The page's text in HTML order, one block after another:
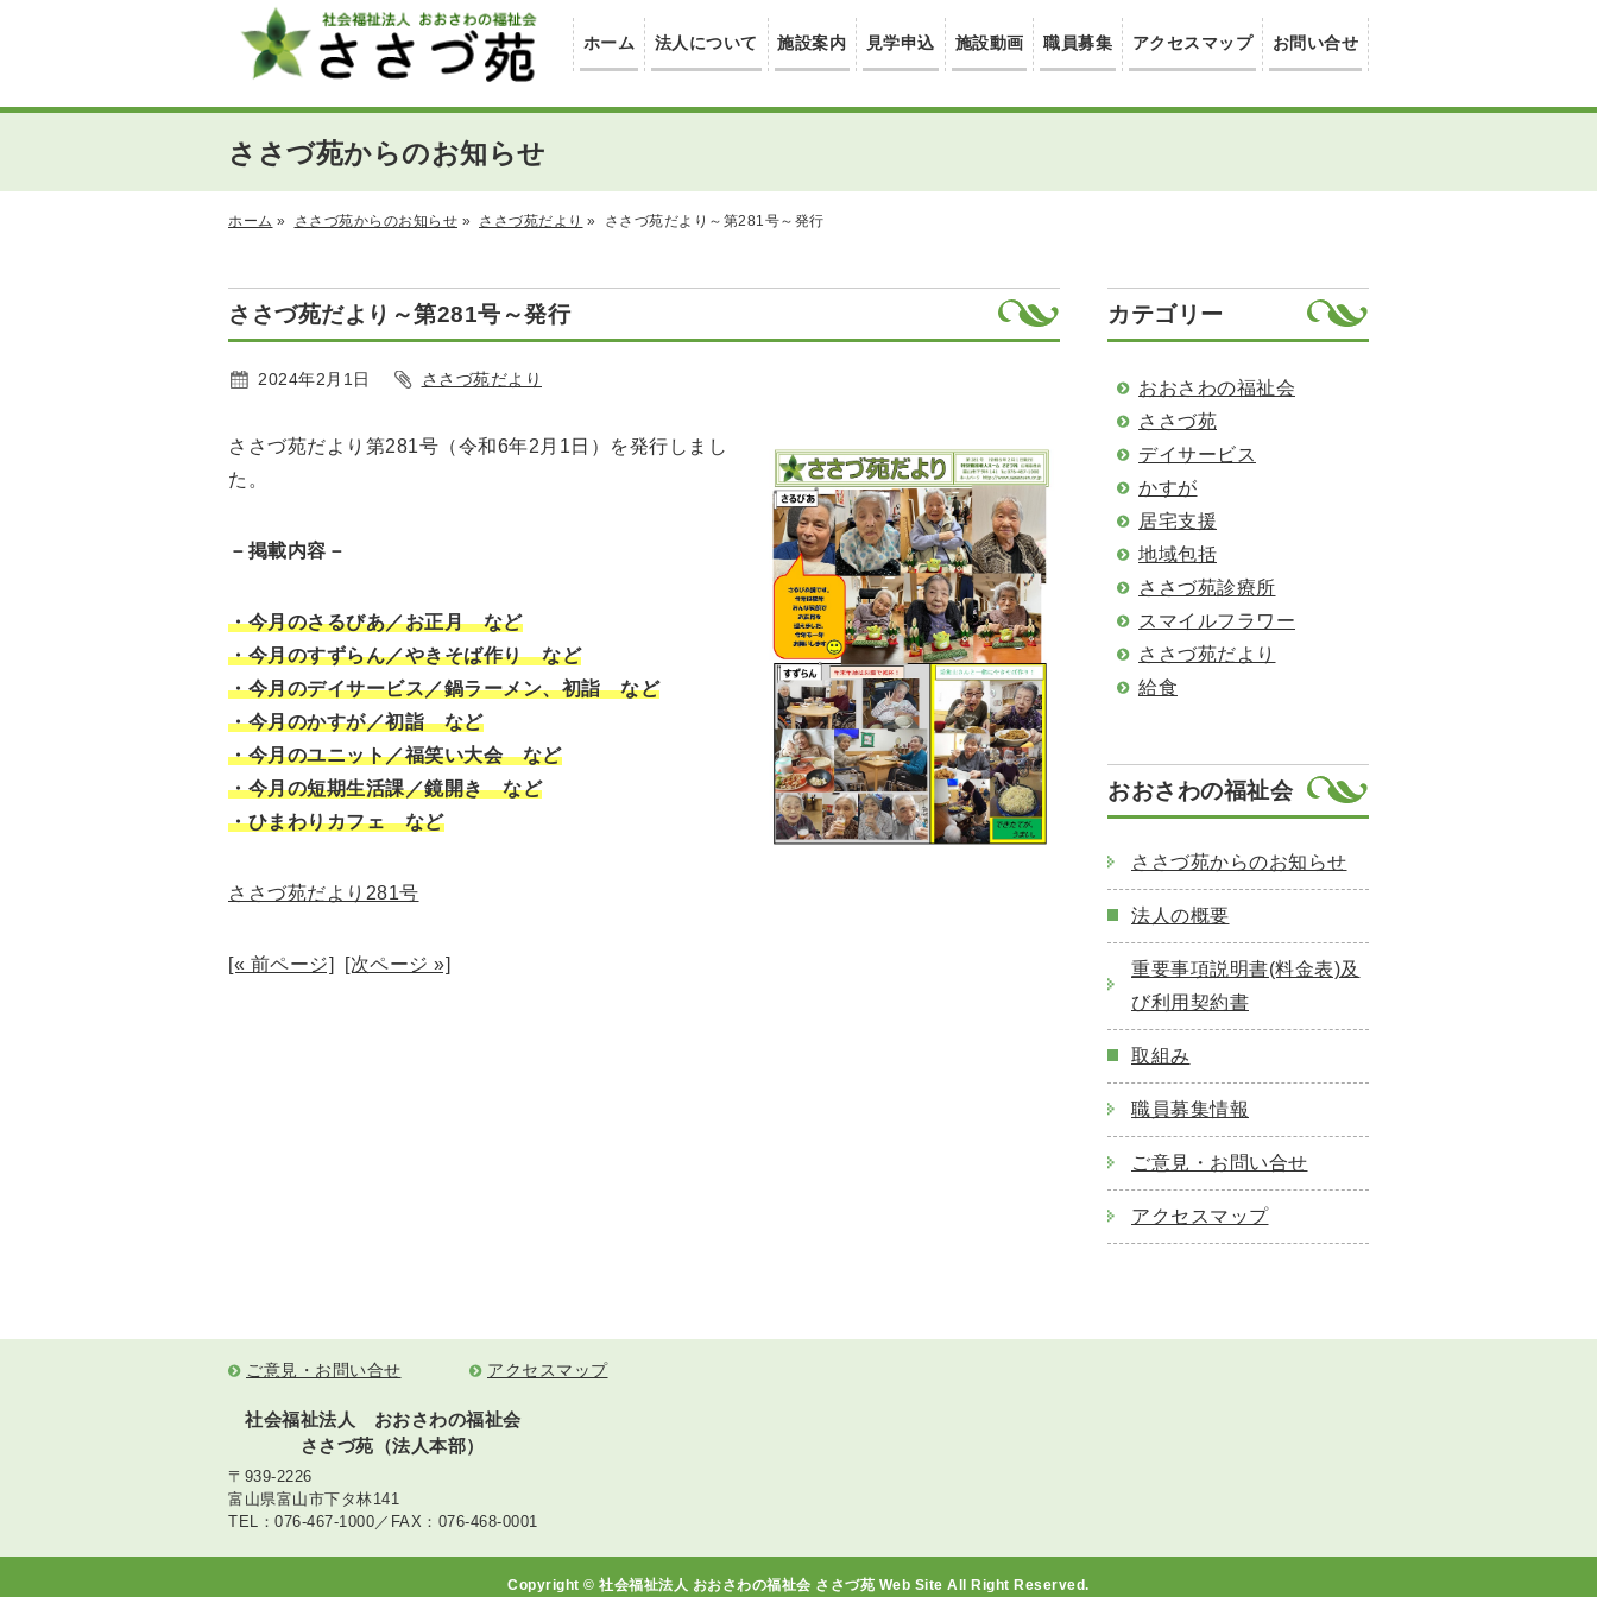
ホーム 法人について 施設案内 見学申込 施設動画 職員募集 アクセスマップ お問い合せ
ささづ苑からのお知らせ
ホーム » ささづ苑からのお知らせ » ささづ苑だより » ささづ苑だより～第281号～発行
ささづ苑だより～第281号～発行
2024年2月1日 ささづ苑だより
ささづ苑だより第281号（令和6年2月1日）を発行しまし
た。
－掲載内容－
・今月のさるびあ／お正月 など
・今月のすずらん／やきそば作り など
・今月のデイサービス／鍋ラーメン、初詣 など
・今月のかすが／初詣 など
・今月のユニット／福笑い大会 など
・今月の短期生活課／鏡開き など
・ひまわりカフェ など
ささづ苑だより281号
[« 前ページ] [次ページ »]
カテゴリー
おおさわの福祉会
ささづ苑
デイサービス
かすが
居宅支援
地域包括
ささづ苑診療所
スマイルフラワー
ささづ苑だより
給食
おおさわの福祉会
ささづ苑からのお知らせ
法人の概要
重要事項説明書(料金表)及
び利用契約書
取組み
職員募集情報
ご意見・お問い合せ
アクセスマップ
ご意見・お問い合せ アクセスマップ
社会福祉法人 おおさわの福祉会
ささづ苑（法人本部）
〒939-2226
富山県富山市下タ林141
TEL：076-467-1000／FAX：076-468-0001
Copyright © 社会福祉法人 おおさわの福祉会 ささづ苑 Web Site All Right Reserved.